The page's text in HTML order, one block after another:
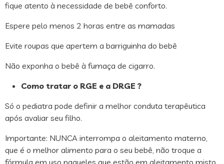
fique atento à necessidade de bebê conforto.
Espere pelo menos 2 horas entre as mamadas
Evite roupas que apertem a barriguinha do bebê
Não exponha o bebê à fumaça de cigarro.
Como tratar o RGE e a DRGE ?
Só o pediatra pode definir a melhor conduta terapêutica
após avaliar seu filho.
Importante: NUNCA interrompa o aleitamento materno,
que é o melhor alimento para o seu bebê, não troque a